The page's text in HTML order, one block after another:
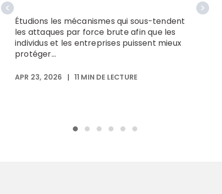
Étudions les mécanismes qui sous-tendent
les attaques par force brute afin que les
individus et les entreprises puissent mieux
protéger...
APR 23, 2026 | 11 MIN DE LECTURE